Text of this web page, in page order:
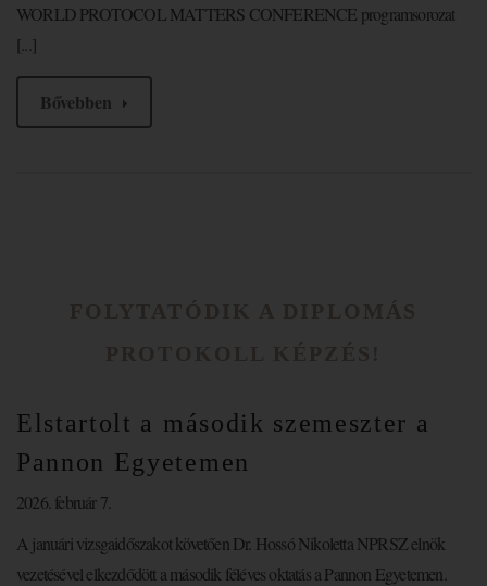
WORLD PROTOCOL MATTERS CONFERENCE programsorozat
[...]
Bővebben
Elstartolt a második szemeszter a
Pannon Egyetemen
2026. február 7.
A januári vizsgaidőszakot követően Dr. Hossó Nikoletta NPRSZ elnök
vezetésével elkezdődött a második féléves oktatás a Pannon Egyetemen.